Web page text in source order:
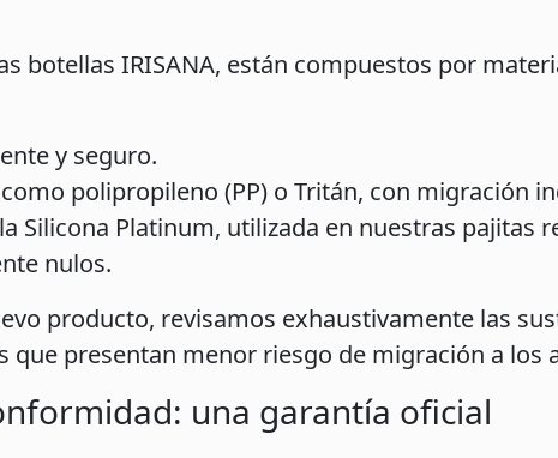
botellas IRISANA, están compuestos por
y seguro.
polipropileno (PP) o Tritán, con migración
Silicona Platinum, utilizada en nuestras pajitas
nulos.
producto, revisamos exhaustivamente las
que presentan menor riesgo de migración a los
una garantía oficial